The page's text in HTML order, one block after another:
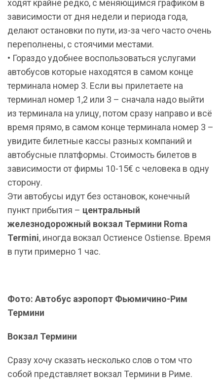
ходят крайне редко, с меняющимся графиком в
зависимости от дня недели и периода года,
делают остановки по пути, из-за чего часто очень
переполнены, с стоячими местами.
• Гораздо удобнее воспользоваться услугами
автобусов которые находятся в самом конце
терминала номер 3. Если вы прилетаете на
терминал номер 1,2 или 3 – сначала надо выйти
из терминала на улицу, потом сразу направо и всё
время прямо, в самом конце терминала номер 3 –
увидите билетные кассы разных компаний и
автобусные платформы. Стоимость билетов в
зависимости от фирмы 10-15€ с человека в одну
сторону.
Эти автобусы идут без остановок, конечный
пункт прибытия – центральный
железнодорожный вокзал Термини Roma
Termini, иногда вокзал Остиенсе Ostiense. Время
в пути примерно 1 час.
Фото: Автобус аэропорт Фьюмичино-Рим
Термини
Вокзал Термини
Сразу хочу сказать несколько слов о том что
собой представляет вокзал Термини в Риме.